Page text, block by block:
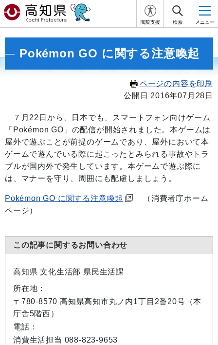
閲覧支援 検索 メニュー
Pokémon GO に関する注意喚起
ページの内容を印刷
公開日 2016年07月28日
７月22日から、日本でも、スマートフォン向けゲーム
「Pokémon GO」の配信が開始されました。本ゲームは
屋外で遊ぶことが前提のゲームであり、屋外において本
ゲームで遊んでいる際に起こったとみられる事故やトラ
ブルが国内外で発生しています。本ゲームで遊ぶ際に
は、マナーを守り、周囲にも配慮しましょう。
Pokémon GO に関する注意喚起
（消費者庁ホーム
ページ）
この記事に関するお問い合わせ
高知県 文化生活部 県民生活課
所在地：
〒780-8570 高知県高知市丸ノ内1丁目2番20号（本
庁舎5階西）
電話：
消費生活担当 088-823-9653